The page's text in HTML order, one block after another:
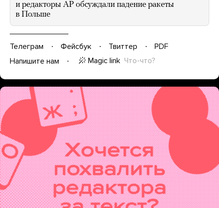
и редакторы AP обсуждали падение ракеты
в Польше
Телеграм Фейсбук Твиттер
PDF
Напишите нам
Magic link Что-что?